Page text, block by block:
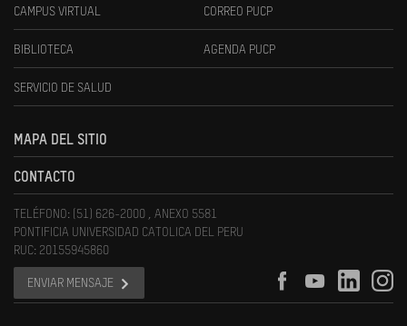
CAMPUS VIRTUAL CORREO PUCP
BIBLIOTECA AGENDA PUCP
SERVICIO DE SALUD
MAPA DEL SITIO
CONTACTO
TELÉFONO: (51) 626-2000 , ANEXO 5581
PONTIFICIA UNIVERSIDAD CATOLICA DEL PERU
RUC: 20155945860
ENVIAR MENSAJE